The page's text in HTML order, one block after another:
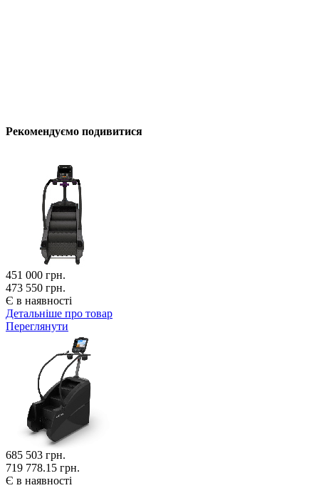
Рекомендуємо подивитися
451 000 грн.
473 550 грн.
Є в наявності
Детальніше про товар
Переглянути
685 503 грн.
719 778.15 грн.
Є в наявності